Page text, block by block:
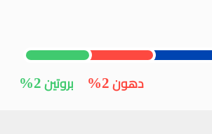
دهون 2% بروتين 2%